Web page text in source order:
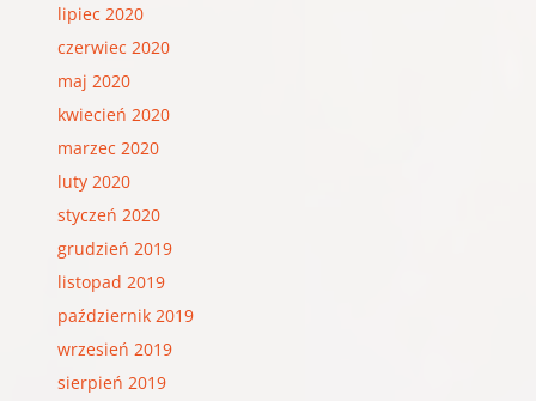
lipiec 2020
czerwiec 2020
maj 2020
kwiecień 2020
marzec 2020
luty 2020
styczeń 2020
grudzień 2019
listopad 2019
październik 2019
wrzesień 2019
sierpień 2019